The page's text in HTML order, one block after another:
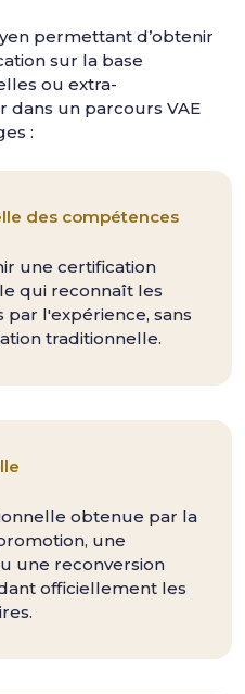
permettant d’obtenir
sur la base
ou extra-
dans un parcours VAE
:
des compétences
une certification
qui reconnaît les
l'expérience, sans
traditionnelle.
obtenue par la
une
une reconversion
officiellement les